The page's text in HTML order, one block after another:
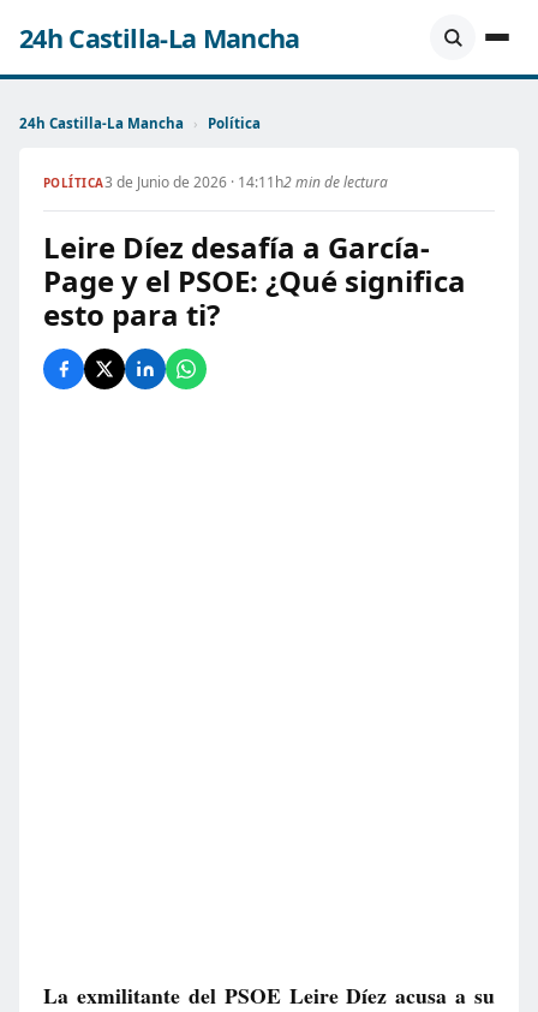
24h Castilla-La Mancha
24h Castilla-La Mancha › Política
POLÍTICA3 de Junio de 2026 · 14:11h2 min de lectura
Leire Díez desafía a García-
Page y el PSOE: ¿Qué significa
esto para ti?
La exmilitante del PSOE Leire Díez acusa a su